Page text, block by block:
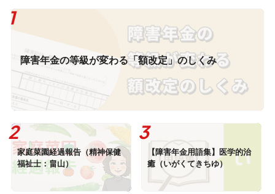
障害年金の等級が変わる「額改定」のしくみ
家庭菜園経過報告（精神保健
福祉士：畠山）
【障害年金用語集】医学的治
癒（いがくてきちゆ）